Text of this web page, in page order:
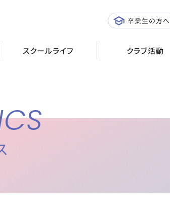
卒業生の方へ
スクールライフ クラブ活動
文化系